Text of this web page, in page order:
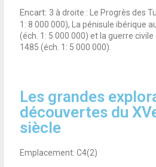
Encart: 3 à droite : Le Progrès des
1: 8 000 000), La pénisule ibérique
(éch. 1: 5 000 000) et la guerre
1485 (éch. 1: 5 000 000).
Les grandes
découvertes du
siècle
Emplacement: C4(2)